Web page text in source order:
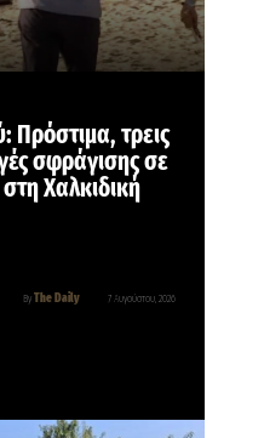
Πρόστιμα, τρεις
σφράγισης σε
Χαλκιδική
By The Daily 7 Αυγούστου, 2026